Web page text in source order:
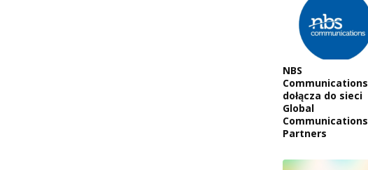
NBS
Communications
dołącza do sieci
Global
Communications
Partners